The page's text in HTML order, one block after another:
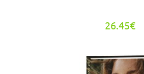
26.45€